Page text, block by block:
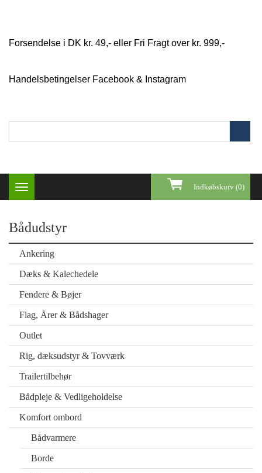
Forsendelse i DK kr. 49,- eller Fri Fragt over kr. 999,-
Handelsbetingelser Facebook & Instagram
Toggle
navigation
Indkøbskurv (0)
Bådudstyr
Ankering
Dæks & Kalechedele
Fendere & Bøjer
Flag, Årer & Bådshager
Outlet
Rig, dæksudstyr & Tovværk
Trailertilbehør
Bådpleje & Vedligeholdelse
Komfort ombord
Bådvarmere
Borde